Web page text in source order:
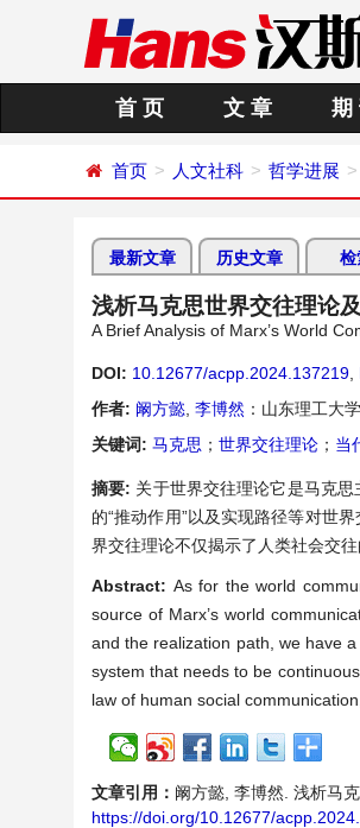
首 页 文 章 期
首页 人文社科 哲学进展
最新文章 历史文章 检
浅析马克思世界交往理论
A Brief Analysis of Marx’s World
DOI: 10.12677/acpp.2024.137219
作者: 阚方懿 李博然 ：山东理工大
关键词: 马克思 ； 世界交往理论 ； 当
摘要: 关于世界交往理论它是马克
的“推动作用”以及实现路径等对世
界交往理论不仅揭示了人类社会交
Abstract: As for the world
source of Marx’s world
and the realization path, we have
system that needs to be
law of human social
文章引用： 阚方懿, 李博然. 浅析马
https://doi.org/10.12677/